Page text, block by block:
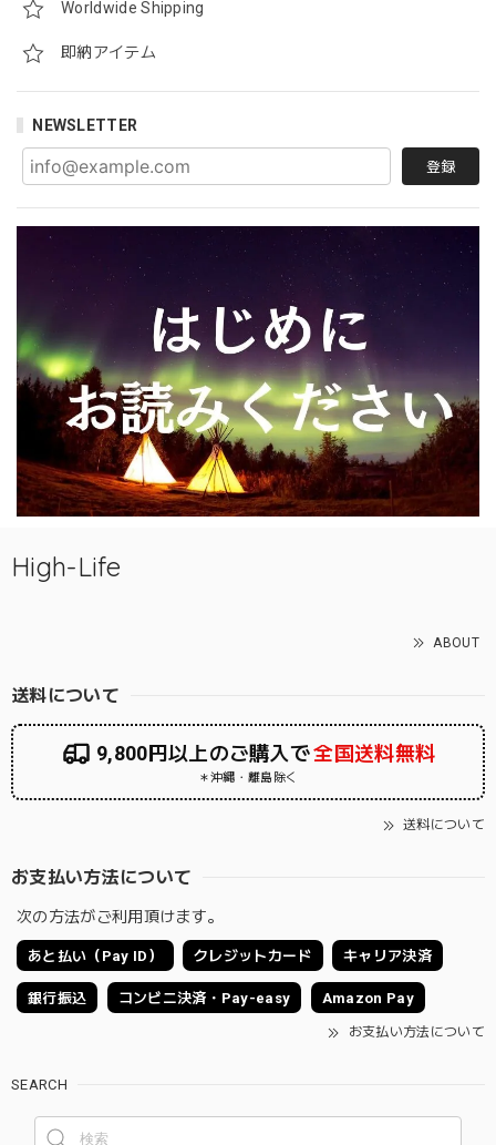
Worldwide Shipping
即納アイテム
NEWSLETTER
登録
High-Life
ABOUT
送料について
9,800円以上のご購入で全国送料無料
＊沖縄・離島除く
送料について
お支払い方法について
次の方法がご利用頂けます。
あと払い（Pay ID） クレジットカード キャリア決済
銀行振込 コンビニ決済・Pay-easy Amazon Pay
お支払い方法について
SEARCH